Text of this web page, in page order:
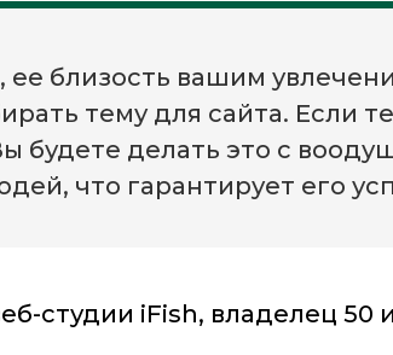
ее близость вашим
тему для сайта. Если
будете делать это с
что гарантирует его
студии iFish, владелец 50